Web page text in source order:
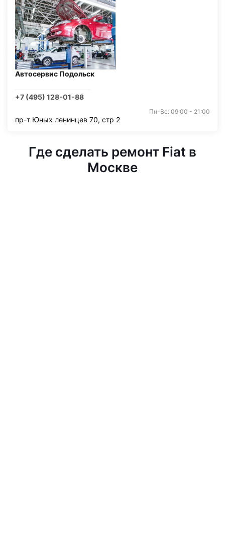
Автосервис Подольск
+7 (495) 128-01-88
Пн-Вс: 09:00 - 21:00
пр-т Юных ленинцев 70, стр 2
Где сделать ремонт Fiat в
Москве